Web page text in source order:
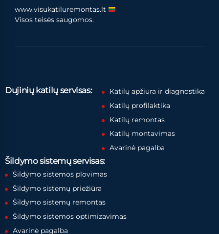
www.visukatiluremontas.lt
Visos teisės saugomos.
Dujinių katilų servisas:
Katilų apžiūra ir diagnostika
Katilų profilaktika
Katilų remontas
Katilų montavimas
Avarinė pagalba
Šildymo sistemų servisas:
Šildymo sistemos plovimas
Šildymo sistemų priežiūra
Šildymo sistemų remontas
Šildymo sistemos optimizavimas
Avarinė pagalba